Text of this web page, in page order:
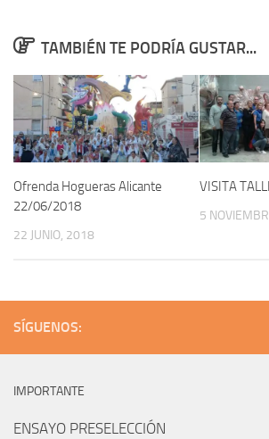
TAMBIÉN TE PODRÍA GUSTAR...
Ofrenda Hogueras Alicante
22/06/2018
22 JUNIO, 2018
VISITA
5
SÍGUENOS:
IMPORTANTE
ENSAYO PRESELECCIÓN